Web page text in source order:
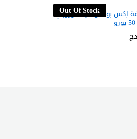
Out Of Stock
إكس بوكس لايف أوروبي
دج
دج